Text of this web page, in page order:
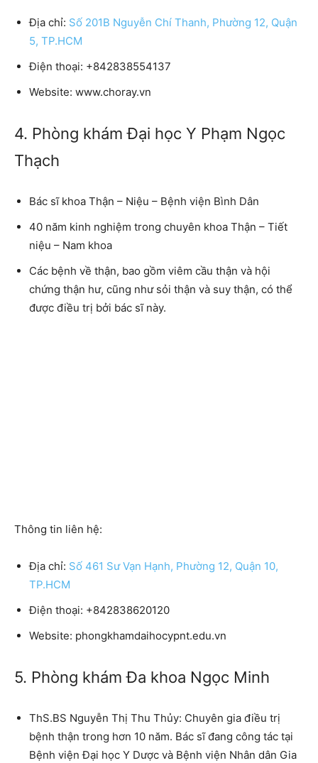
Địa chỉ: Số 201B Nguyễn Chí Thanh, Phường 12, Quận
5, TP.HCM
Điện thoại: +842838554137
Website: www.choray.vn
4. Phòng khám Đại học Y Phạm Ngọc
Thạch
Bác sĩ khoa Thận – Niệu – Bệnh viện Bình Dân
40 năm kinh nghiệm trong chuyên khoa Thận – Tiết
niệu – Nam khoa
Các bệnh về thận, bao gồm viêm cầu thận và hội
chứng thận hư, cũng như sỏi thận và suy thận, có thể
được điều trị bởi bác sĩ này.
Thông tin liên hệ:
Địa chỉ: Số 461 Sư Vạn Hạnh, Phường 12, Quận 10,
TP.HCM
Điện thoại: +842838620120
Website: phongkhamdaihocypnt.edu.vn
5. Phòng khám Đa khoa Ngọc Minh
ThS.BS Nguyễn Thị Thu Thủy: Chuyên gia điều trị
bệnh thận trong hơn 10 năm. Bác sĩ đang công tác tại
Bệnh viện Đại học Y Dược và Bệnh viện Nhân dân Gia